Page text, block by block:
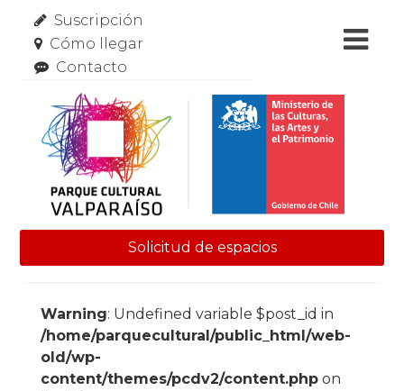
Suscripción
Cómo llegar
Contacto
Solicitud de espacios
Warning: Undefined variable $post_id in
/home/parquecultural/public_html/web-
old/wp-
content/themes/pcdv2/content.phpon